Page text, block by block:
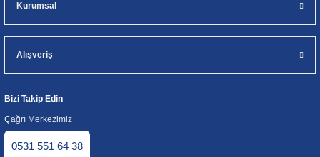
Kurumsal
Alışveriş
Bizi Takip Edin
Çağrı Merkezimiz
0531 551 64 38